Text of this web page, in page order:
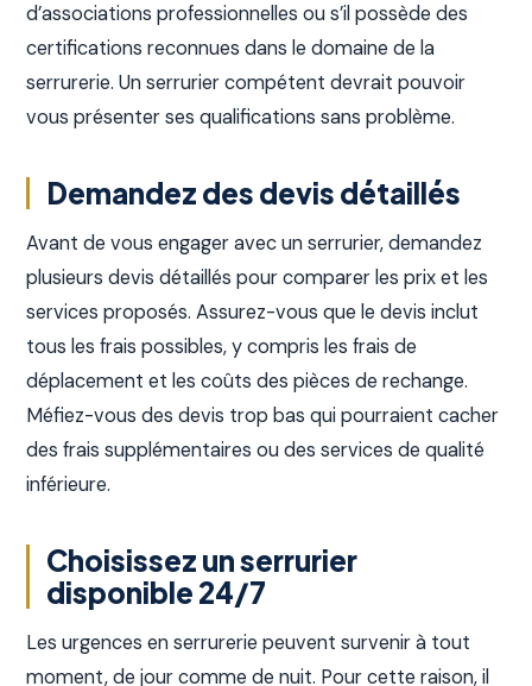
d’associations professionnelles ou s’il possède des
certifications reconnues dans le domaine de la
serrurerie. Un serrurier compétent devrait pouvoir
vous présenter ses qualifications sans problème.
Demandez des devis détaillés
Avant de vous engager avec un serrurier, demandez
plusieurs devis détaillés pour comparer les prix et les
services proposés. Assurez-vous que le devis inclut
tous les frais possibles, y compris les frais de
déplacement et les coûts des pièces de rechange.
Méfiez-vous des devis trop bas qui pourraient cacher
des frais supplémentaires ou des services de qualité
inférieure.
Choisissez un serrurier
disponible 24/7
Les urgences en serrurerie peuvent survenir à tout
moment, de jour comme de nuit. Pour cette raison, il